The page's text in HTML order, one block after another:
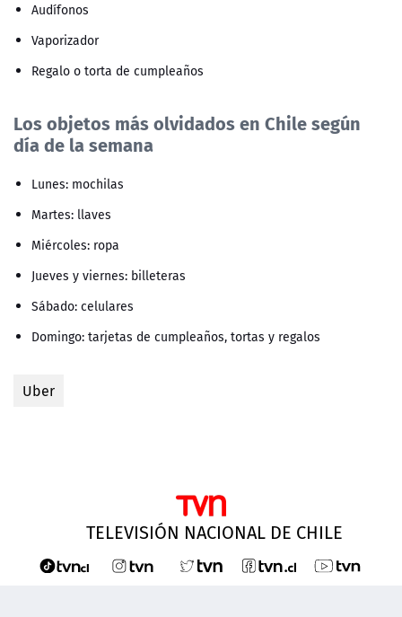
Audífonos
Vaporizador
Regalo o torta de cumpleaños
Los objetos más olvidados en Chile según
día de la semana
Lunes: mochilas
Martes: llaves
Miércoles: ropa
Jueves y viernes: billeteras
Sábado: celulares
Domingo: tarjetas de cumpleaños, tortas y regalos
Uber
TELEVISIÓN NACIONAL DE CHILE